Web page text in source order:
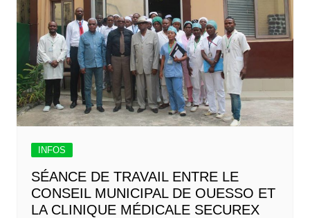
INFOS
SÉANCE DE TRAVAIL ENTRE LE
CONSEIL MUNICIPAL DE OUESSO ET
LA CLINIQUE MÉDICALE SECUREX